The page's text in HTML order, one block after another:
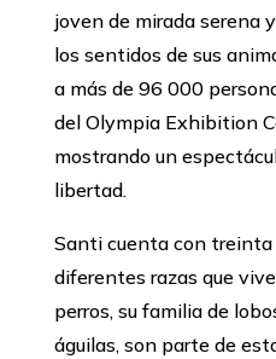
joven de mirada serena
los sentidos de sus
a más de 96 000
del Olympia Exhibition
mostrando un
libertad.
Santi cuenta con treinta
diferentes razas que
perros, su familia de
águilas, son parte de